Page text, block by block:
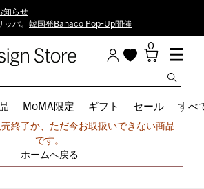
知らせ
パ。 韓国発Banaco Pop-Up開催
0
MoMA限定 ギフト セール すべ
申し訳ございません。
終了か、ただ今お取扱いできない商品
です。
ホームへ戻る